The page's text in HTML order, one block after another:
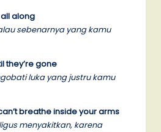
along
sebenarnya yang kamu
they’re gone
luka yang justru kamu
breathe inside your arms
menyakitkan, karena